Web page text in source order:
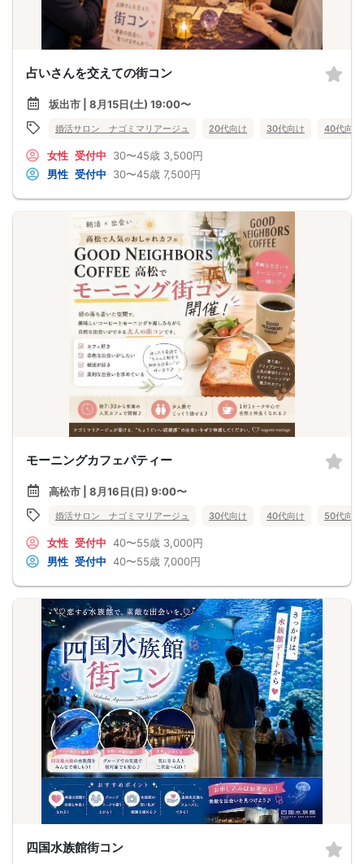
占いさんを交えての街コン
坂出市 | 8月15日(土) 19:00〜
婚活サロン ナゴミマリアージュ 20代向け 30代向け 40代向け
女性 受付中 30〜45歳 3,500円
男性 受付中 30〜45歳 7,500円
モーニングカフェパティー
高松市 | 8月16日(日) 9:00〜
婚活サロン ナゴミマリアージュ 30代向け 40代向け 50代向け
女性 受付中 40〜55歳 3,000円
男性 受付中 40〜55歳 7,000円
四国水族館街コン